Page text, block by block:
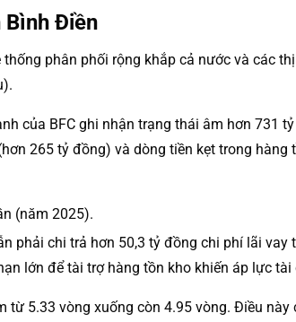
Bình Điền
phân phối rộng khắp cả nước và các
của BFC ghi nhận trạng thái âm hơn 731
265 tỷ đồng) và dòng tiền kẹt trong
(năm 2025).
phải chi trả hơn 50,3 tỷ đồng chi phí lãi
lớn để tài trợ hàng tồn kho khiến áp lực
5.33 vòng xuống còn 4.95 vòng. Điều